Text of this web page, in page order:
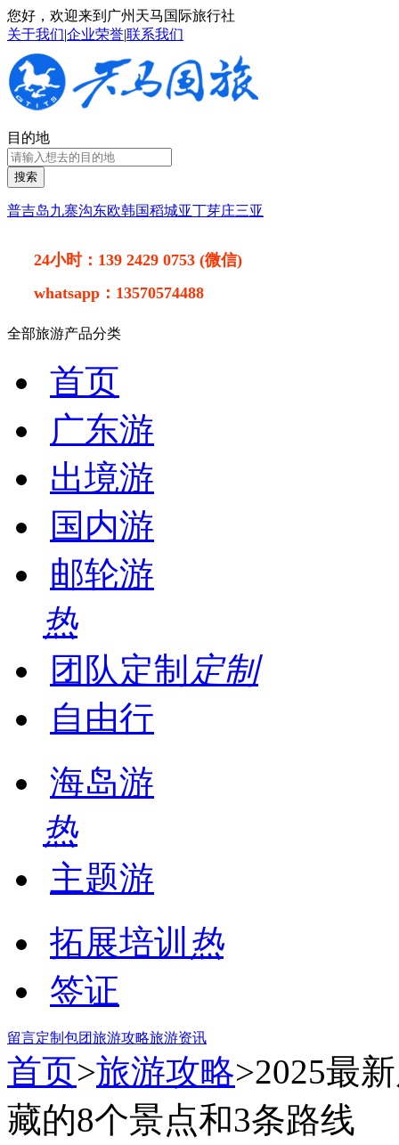
您好，欢迎来到广州天马国际旅行社
关于我们|企业荣誉|联系我们
目的地
搜索
普吉岛九寨沟东欧韩国稻城亚丁芽庄三亚
24小时： 139 2429 0753 (微信)
whatsapp： 13570574488
全部旅游产品分类
首页
广东游
出境游
国内游
邮轮游
热
团队定制 定制
自由行
海岛游
热
主题游
拓展培训 热
签证
留言定制包团旅游攻略旅游资讯
首页>旅游攻略>2025最
藏的8个景点和3条路线